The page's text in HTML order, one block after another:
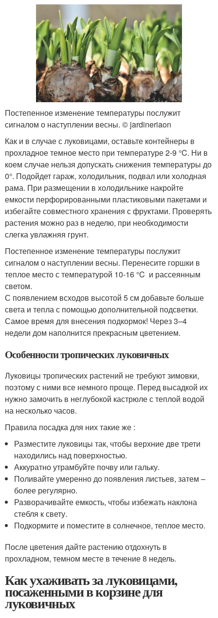
Постепенное изменение температуры послужит
сигналом о наступлении весны. © jardineriaon
Как и в случае с луковицами, оставьте контейнеры в
прохладное темное место при температуре 2-9 °C. Ни в
коем случае нельзя допускать снижения температуры до
0°. Подойдет гараж, холодильник, подвал или холодная
рама. При размещении в холодильнике накройте
емкости перфорированными пластиковыми пакетами и
избегайте совместного хранения с фруктами. Проверять
растения можно раз в неделю, при необходимости
слегка увлажняя грунт.
Постепенное изменение температуры послужит
сигналом о наступлении весны. Перенесите горшки в
теплое место с температурой 10-16 °C и рассеянным
светом.
С появлением всходов высотой 5 см добавьте больше
света и тепла с помощью дополнительной подсветки.
Самое время для внесения подкормок! Через 3–4
недели дом наполнится прекрасным цветением.
Особенности тропических луковичных
Луковицы тропических растений не требуют зимовки,
поэтому с ними все немного проще. Перед высадкой их
нужно замочить в неглубокой кастрюле с теплой водой
на несколько часов.
Правила посадка для них такие же :
Разместите луковицы так, чтобы верхние две трети
находились над поверхностью.
Аккуратно утрамбуйте почву или гальку.
Поливайте умеренно до появления листьев, затем –
более регулярно.
Разворачивайте емкость, чтобы избежать наклона
стебля к свету.
Подкормите и поместите в солнечное, теплое место.
После цветения дайте растению отдохнуть в
прохладном, темном месте в течение 8 недель.
Как ухаживать за луковицами,
посаженными в корзине для
луковичных